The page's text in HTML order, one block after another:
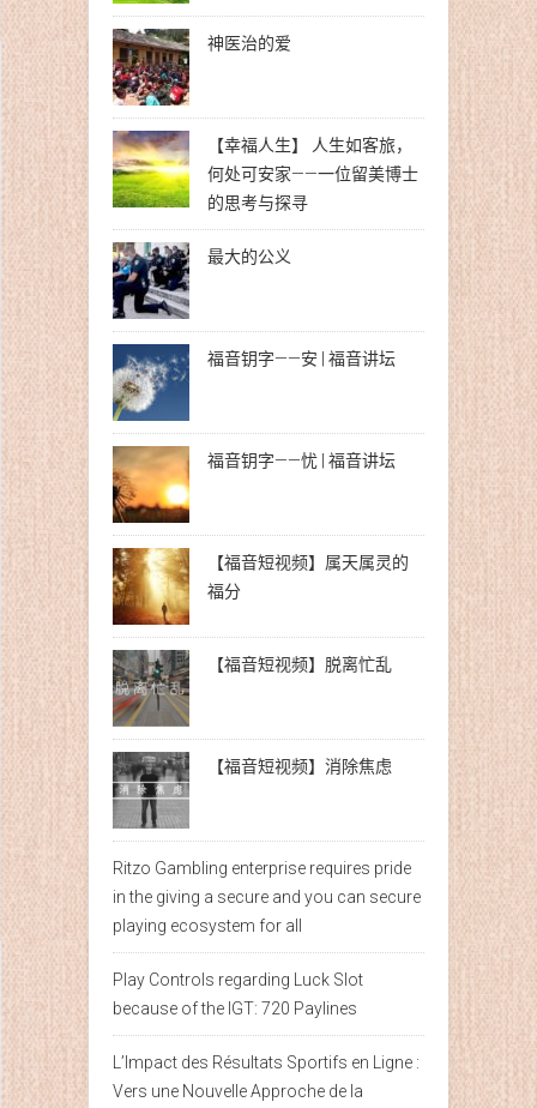
神医治的爱
【幸福人生】 人生如客旅，
何处可安家——一位留美博士
的思考与探寻
最大的公义
福音钥字——安 | 福音讲坛
福音钥字——忧 | 福音讲坛
【福音短视频】属天属灵的
福分
【福音短视频】脱离忙乱
【福音短视频】消除焦虑
Ritzo Gambling enterprise requires pride
in the giving a secure and you can secure
playing ecosystem for all
Play Controls regarding Luck Slot
because of the IGT: 720 Paylines
L’Impact des Résultats Sportifs en Ligne :
Vers une Nouvelle Approche de la